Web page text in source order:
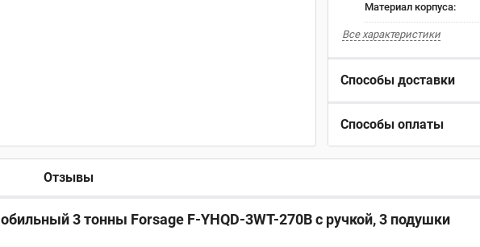
Материал корпуса:
Все характеристики
Способы доставки
Способы оплаты
Отзывы
3 тонны Forsage F-YHQD-3WT-270B с ручкой, 3 подушки